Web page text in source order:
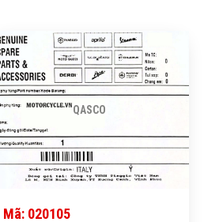
QASCO
Mã: 020105